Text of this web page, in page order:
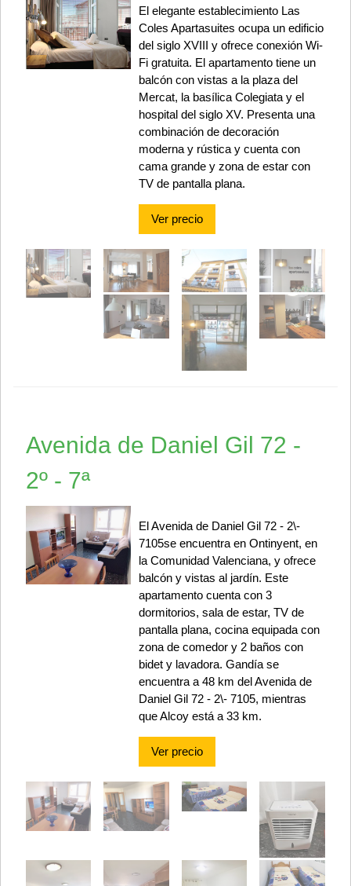
El elegante establecimiento Las
Coles Apartasuites ocupa un edificio
del siglo XVIII y ofrece conexión Wi-
Fi gratuita. El apartamento tiene un
balcón con vistas a la plaza del
Mercat, la basílica Colegiata y el
hospital del siglo XV. Presenta una
combinación de decoración
moderna y rústica y cuenta con
cama grande y zona de estar con
TV de pantalla plana.
Ver precio
Avenida de Daniel Gil 72 -
2º - 7ª
El Avenida de Daniel Gil 72 - 2\-
7105se encuentra en Ontinyent, en
la Comunidad Valenciana, y ofrece
balcón y vistas al jardín. Este
apartamento cuenta con 3
dormitorios, sala de estar, TV de
pantalla plana, cocina equipada con
zona de comedor y 2 baños con
bidet y lavadora. Gandía se
encuentra a 48 km del Avenida de
Daniel Gil 72 - 2\- 7105, mientras
que Alcoy está a 33 km.
Ver precio